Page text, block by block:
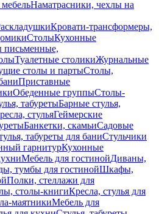
Наматрасники, чехлы на
Кровати-трансформеры,
СтолыКухонные
письменные,
Туалетные столикиЖурнальные
столы и партыСтолы,
Приставные
Обеденные группыСтолы-
табуретыБарные стулья,
стульяГеймерские
Банкетки, скамьиСадовые
табуреты для баниСтульчики
гарнитурКухонные
Мебель для гостинойДиваны,
тумбы для гостинойШкафы,
Полки, стеллажи для
столы-книгиКресла, стулья для
маятникиМебель для